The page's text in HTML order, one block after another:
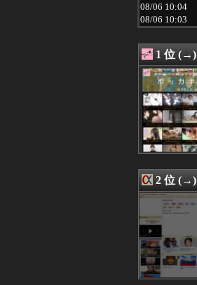
08/06 10:04
08/06 10:03
08/06 10:01
08/06 10:01
08/06 10:01
08/06 10:01
08/06 10:01
08/06 10:00
08/06 10:00
08/06 10:00
08/06 10:00
08/06 10:00
08/06 10:00
08/06 10:00
08/06 10:00
08/06 10:00
08/06 10:00
08/06 10:00
08/06 10:00
08/06 10:00
1 位 (→)
2 位 (→)